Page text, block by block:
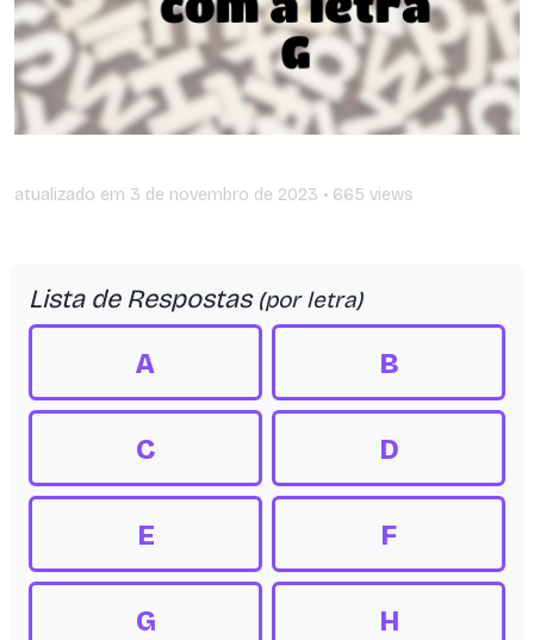
atualizado em 3 de novembro de 2023 • 665 views
Lista de Respostas (por letra)
A B
C D
E F
G H